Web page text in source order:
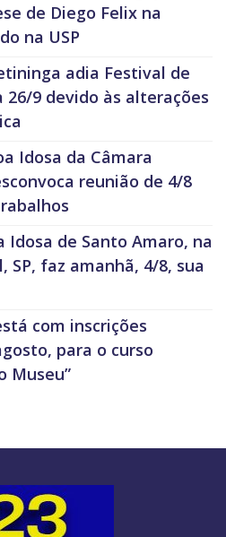
de Diego Felix na
na USP
adia Festival de
9 devido às alterações
Idosa da Câmara
reunião de 4/8
Idosa de Santo Amaro, na
SP, faz amanhã, 4/8, sua
com inscrições
para o curso
Museu”